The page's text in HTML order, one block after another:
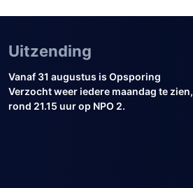
Uitzending
Vanaf 31 augustus is Opsporing
Verzocht weer iedere maandag te zien,
rond 21.15 uur op NPO 2.